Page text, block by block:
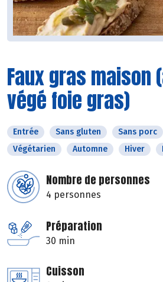
Faux gras maison
végé foie gras)
Entrée Sans gluten Sans porc
Végétarien
Automne Hiver
Nombre de personnes
4 personnes
Préparation
30 min
Cuisson